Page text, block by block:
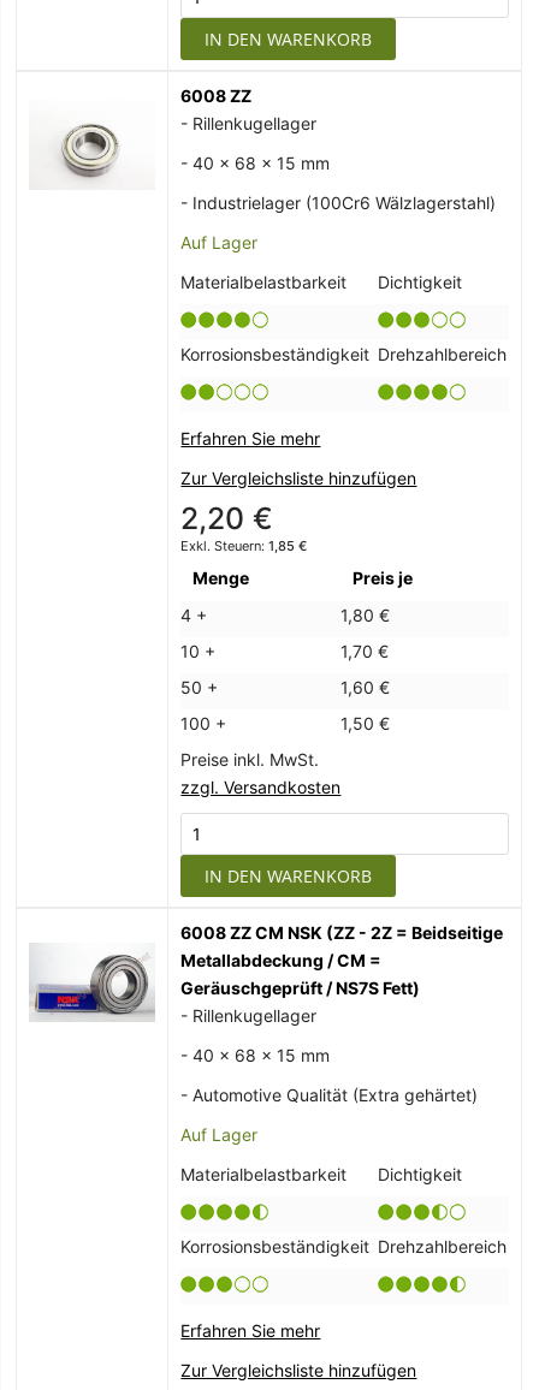
IN DEN WARENKORB
6008 ZZ
- Rillenkugellager
- 40 x 68 x 15 mm
- Industrielager (100Cr6 Wälzlagerstahl)
Auf Lager
Materialbelastbarkeit
Dichtigkeit
Korrosionsbeständigkeit Drehzahlbereich
Erfahren Sie mehr
Zur Vergleichsliste hinzufügen
2,20 €
1,85 €
Menge
Preis je
4 +
1,80 €
10 +
1,70 €
50 +
1,60 €
100 +
1,50 €
Preise inkl. MwSt.
zzgl. Versandkosten
IN DEN WARENKORB
6008 ZZ CM NSK (ZZ - 2Z = Beidseitige
Metallabdeckung / CM =
Geräuschgeprüft / NS7S Fett)
- Rillenkugellager
- 40 x 68 x 15 mm
- Automotive Qualität (Extra gehärtet)
Auf Lager
Materialbelastbarkeit
Dichtigkeit
Korrosionsbeständigkeit Drehzahlbereich
Erfahren Sie mehr
Zur Vergleichsliste hinzufügen